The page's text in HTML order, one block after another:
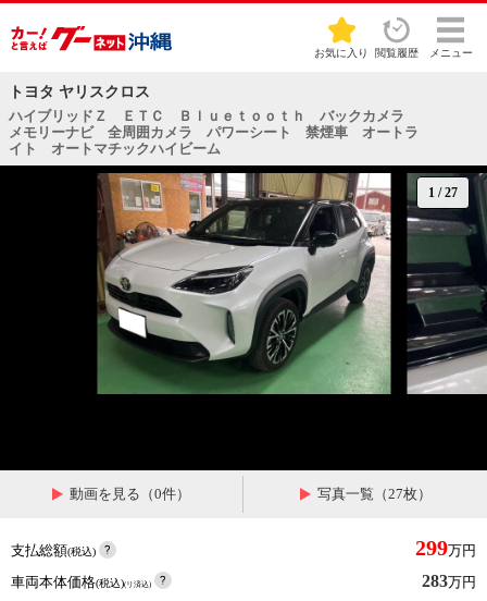
お気に入り 閲覧履歴 メニュー
トヨタ ヤリスクロス
ハイブリッドＺ ＥＴＣ Ｂｌｕｅｔｏｏｔｈ バックカメラ
メモリーナビ 全周囲カメラ パワーシート 禁煙車 オートラ
イト オートマチックハイビーム
1 /27
動画を見る（0件） 写真一覧（27枚）
支払総額(税込) 299万円
車両本体価格(税込)(リ済込) 283万円